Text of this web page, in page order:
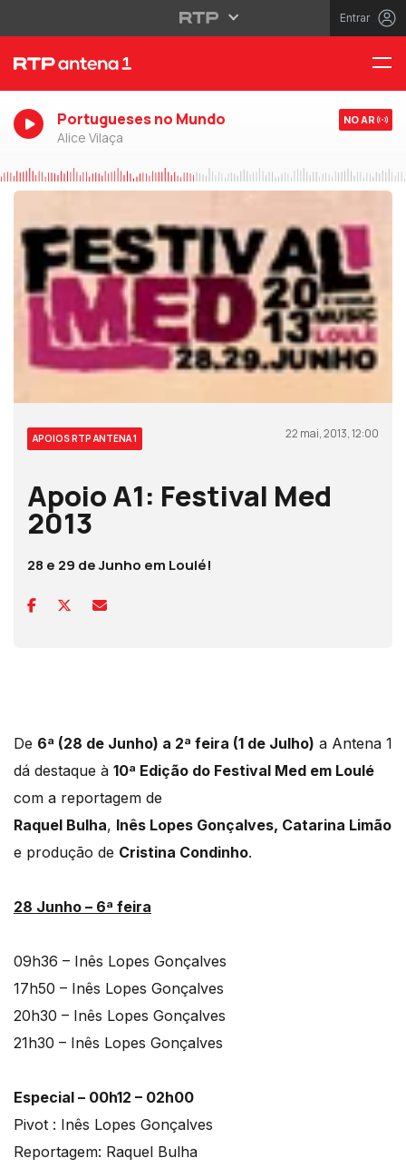
Entrar
Portugueses no Mundo
Alice Vilaça
NO AR
APOIOS RTP ANTENA 1 22 mai, 2013, 12:00
Apoio A1: Festival Med
2013
28 e 29 de Junho em Loulé!
De 6ª (28 de Junho) a 2ª feira (1 de Julho) a Antena 1
dá destaque à 10ª Edição do Festival Med em Loulé
com a reportagem de
Raquel Bulha, Inês Lopes Gonçalves, Catarina Limão
e produção de Cristina Condinho.
28 Junho – 6ª feira
09h36 – Inês Lopes Gonçalves
17h50 – Inês Lopes Gonçalves
20h30 – Inês Lopes Gonçalves
21h30 – Inês Lopes Gonçalves
Especial – 00h12 – 02h00
Pivot : Inês Lopes Gonçalves
Reportagem: Raquel Bulha